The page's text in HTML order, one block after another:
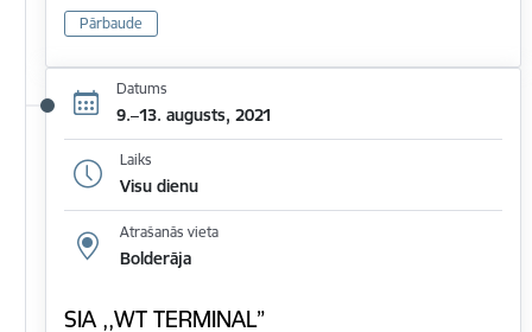
Pārbaude
Datums
9.–13. augusts, 2021
Laiks
Visu dienu
Atrašanās vieta
Bolderāja
SIA ,,WT TERMINAL”